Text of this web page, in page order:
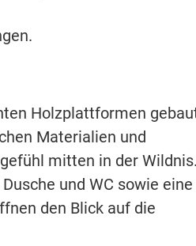
Holzplattformen
Materialien und
mitten in der
und WC sowie eine
den Blick auf die